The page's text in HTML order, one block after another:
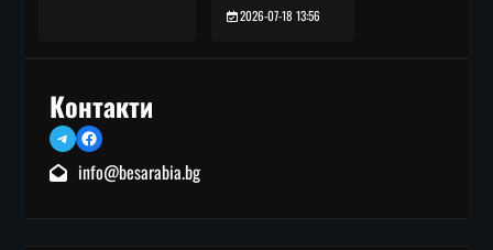
2026-07-18 13:56
Контакти
TelegramFacebook
info@besarabia.bg